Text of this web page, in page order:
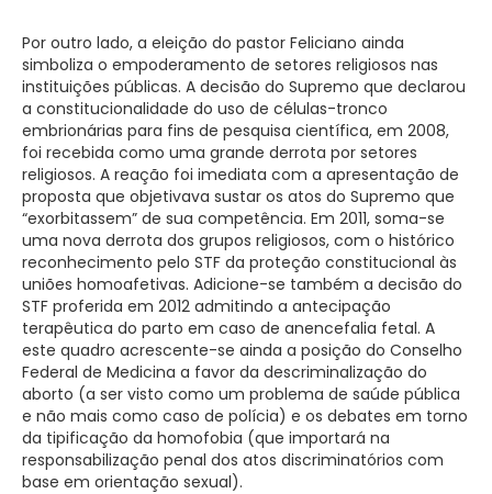
Por outro lado, a eleição do pastor Feliciano ainda
simboliza o empoderamento de setores religiosos nas
instituições públicas. A decisão do Supremo que declarou
a constitucionalidade do uso de células-tronco
embrionárias para fins de pesquisa científica, em 2008,
foi recebida como uma grande derrota por setores
religiosos. A reação foi imediata com a apresentação de
proposta que objetivava sustar os atos do Supremo que
“exorbitassem” de sua competência. Em 2011, soma-se
uma nova derrota dos grupos religiosos, com o histórico
reconhecimento pelo STF da proteção constitucional às
uniões homoafetivas. Adicione-se também a decisão do
STF proferida em 2012 admitindo a antecipação
terapêutica do parto em caso de anencefalia fetal. A
este quadro acrescente-se ainda a posição do Conselho
Federal de Medicina a favor da descriminalização do
aborto (a ser visto como um problema de saúde pública
e não mais como caso de polícia) e os debates em torno
da tipificação da homofobia (que importará na
responsabilização penal dos atos discriminatórios com
base em orientação sexual).